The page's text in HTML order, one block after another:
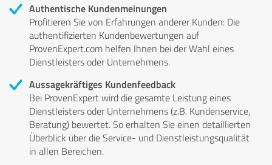
Authentische Kundenmeinungen
Profitieren Sie von Erfahrungen anderer Kunden: Die
authentifizierten Kundenbewertungen auf
ProvenExpert.com helfen Ihnen bei der Wahl eines
Dienstleisters oder Unternehmens.
Aussagekräftiges Kundenfeedback
Bei ProvenExpert wird die gesamte Leistung eines
Dienstleisters oder Unternehmens (z.B. Kundenservice,
Beratung) bewertet. So erhalten Sie einen detaillierten
Überblick über die Service- und Dienstleistungsqualität
in allen Bereichen.